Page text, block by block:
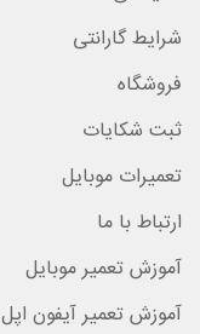
شرایط گارانتی
فروشگاه
ثبت شکایات
تعمیرات موبایل
ارتباط با ما
آموزش تعمیر موبایل
آموزش تعمیر آیفون اپل